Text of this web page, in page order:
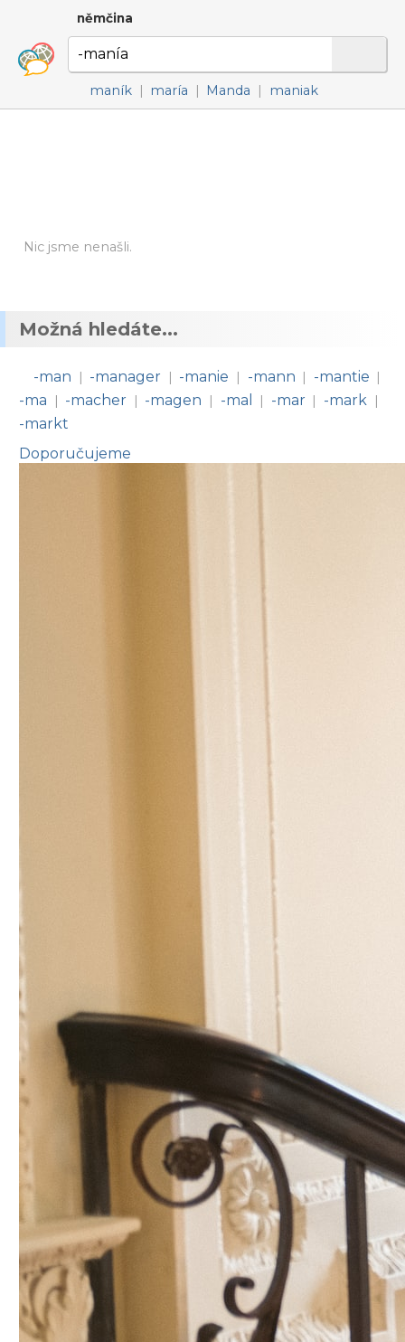
němčina
maník | maría | Manda | maniak
Nic jsme nenašli.
Možná hledáte...
-man | -manager | -manie | -mann | -mantie |
-ma | -macher | -magen | -mal | -mar | -mark |
-markt
Doporučujeme